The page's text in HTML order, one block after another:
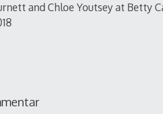
and Chloe Youtsey at Betty